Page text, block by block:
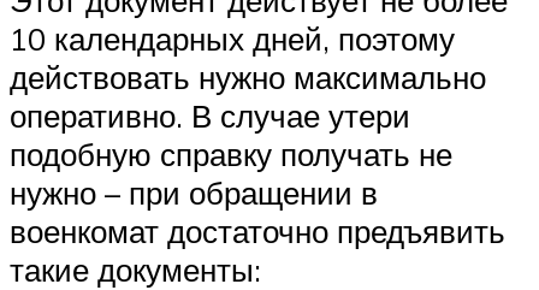
10 календарных дней, поэтому
действовать нужно максимально
оперативно. В случае утери
подобную справку получать не
нужно – при обращении в
военкомат достаточно предъявить
такие документы: